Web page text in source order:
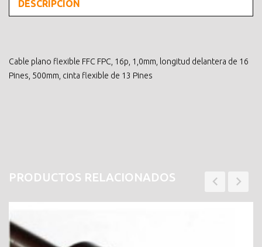
DESCRIPCIÓN
Cable plano flexible FFC FPC, 16p, 1,0mm, longitud delantera de 16
Pines, 500mm, cinta flexible de 13 Pines
PRODUCTOS RELACIONADOS